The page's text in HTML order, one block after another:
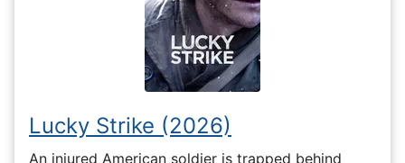
Lucky Strike (2026)
An injured American soldier is trapped behind